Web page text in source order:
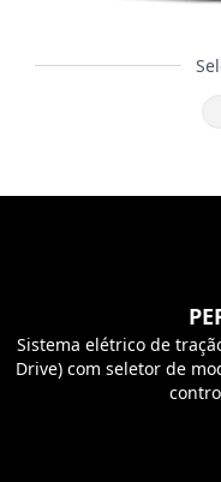
Sistema elétrico de
Drive) com seletor de